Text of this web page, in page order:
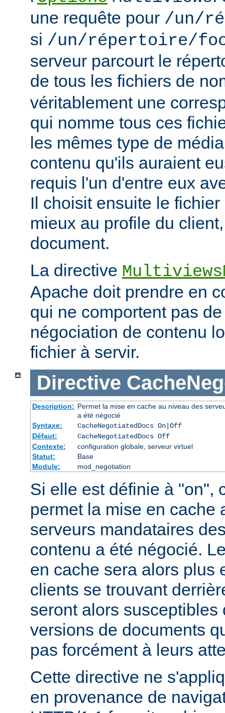
une requête pour /un/
si /un/répertoire/
serveur parcourt le
de tous les fichiers de
véritablement une
qui nomme tous ces
les mêmes type de
contenu qu'ils auraient
requis l'un d'entre eux
Il choisit ensuite le
mieux au profile du
document.
La directive
Apache doit prendre en
qui ne comportent pas
négociation de contenu
fichier à servir.
Directive
Description: Permet la mise en cache au niveau des
a été négocié
Syntaxe:
CacheNegotiatedDocs On|Off
Défaut:
CacheNegotiatedDocs Off
Contexte:
configuration globale, serveur virtuel
Statut:
Base
Module:
mod_negotiation
Si elle est définie à "on",
permet la mise en cache
serveurs mandataires
contenu a été négocié.
en cache sera alors plus
clients se trouvant
seront alors
versions de documents
pas forcément à leurs
Cette directive ne
en provenance de